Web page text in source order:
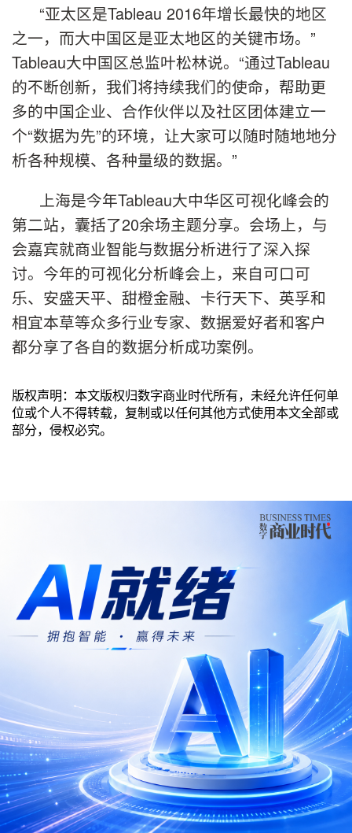
“亚太区是Tableau 2016年增长最快的地区
之一，而大中国区是亚太地区的关键市场。”
Tableau大中国区总监叶松林说。“通过Tableau
的不断创新，我们将持续我们的使命，帮助更
多的中国企业、合作伙伴以及社区团体建立一
个“数据为先”的环境，让大家可以随时随地地分
析各种规模、各种量级的数据。”
上海是今年Tableau大中华区可视化峰会的
第二站，囊括了20余场主题分享。会场上，与
会嘉宾就商业智能与数据分析进行了深入探
讨。今年的可视化分析峰会上，来自可口可
乐、安盛天平、甜橙金融、卡行天下、英孚和
相宜本草等众多行业专家、数据爱好者和客户
都分享了各自的数据分析成功案例。
版权声明：本文版权归数字商业时代所有，未经允许任何单
位或个人不得转载，复制或以任何其他方式使用本文全部或
部分，侵权必究。